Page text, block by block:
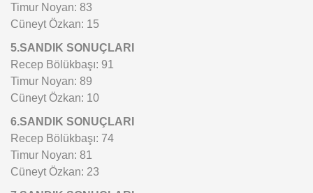
Timur Noyan: 83
Cüneyt Özkan: 15
5.SANDIK SONUÇLARI
Recep Bölükbaşı: 91
Timur Noyan: 89
Cüneyt Özkan: 10
6.SANDIK SONUÇLARI
Recep Bölükbaşı: 74
Timur Noyan: 81
Cüneyt Özkan: 23